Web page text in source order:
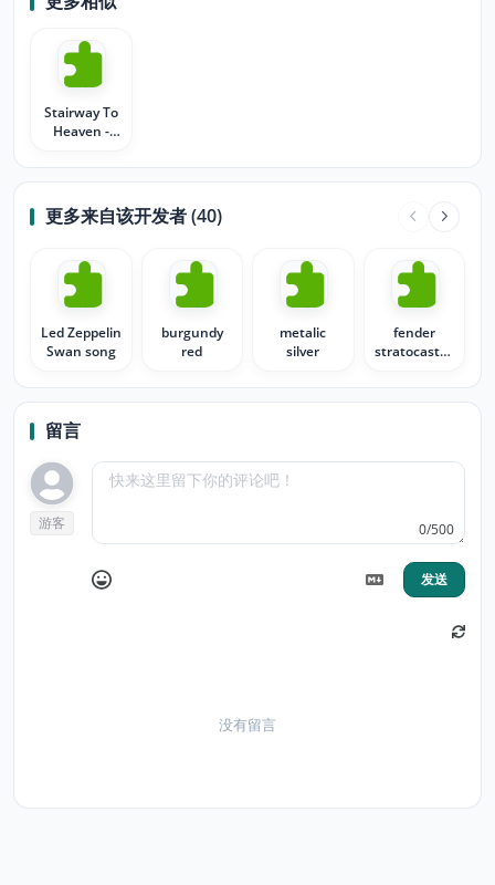
Stairway To
Heaven -
更多来自该开发者 (40)
Led Zeppelin
Swan song
burgundy
red
metalic
silver
fender
stratocaster
2000
留言
游客 0/500
发送
没有留言